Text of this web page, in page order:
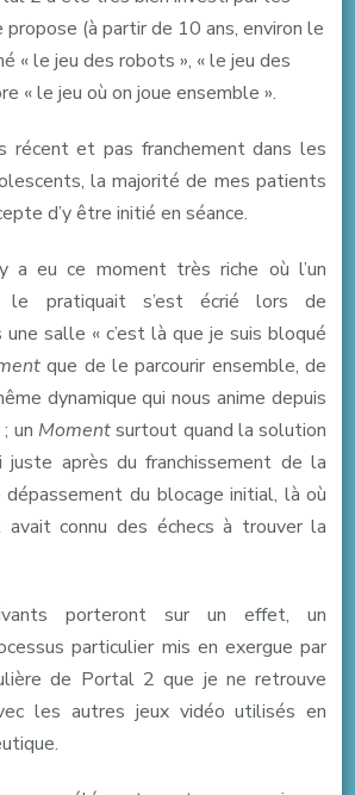
(à partir de 10 ans, environ le
« le jeu des robots », « le jeu des
« le jeu où on joue ensemble ».
récent et pas franchement dans les
la majorité de mes patients
d’y être initié en séance.
a eu ce moment très riche où l’un
le pratiquait s’est écrié lors de
salle « c’est là que je suis bloqué
que de le parcourir ensemble, de
dynamique qui nous anime depuis
un Momentsurtout quand la solution
juste après du franchissement de la
du blocage initial, là où
avait connu des échecs à trouver la
porteront sur un effet, un
particulier mis en exergue par
de Portal 2 que je ne retrouve
les autres jeux vidéo utilisés en